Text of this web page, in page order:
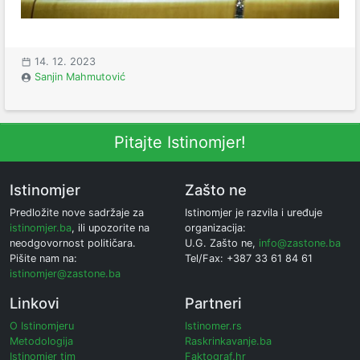
14. 12. 2023
Sanjin Mahmutović
Pitajte Istinomjer!
Istinomjer
Predložite nove sadržaje za
istinomjer.ba, ili upozorite na
neodgovornost političara.
Pišite nam na:
istinomjer@zastone.ba
Zašto ne
Istinomjer je razvila i uređuje
organizacija:
U.G. Zašto ne, info@zastone.ba
Tel/Fax: +387 33 61 84 61
Linkovi
O Istinomjeru
Metodologija
Istinomjer tim
Partneri
Istinomer.rs
Raskrinkavanje.ba
Faktograf.hr